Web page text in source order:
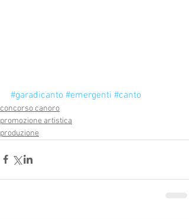
#garadicanto #emergenti #canto
concorso canoro
promozione artistica
produzione